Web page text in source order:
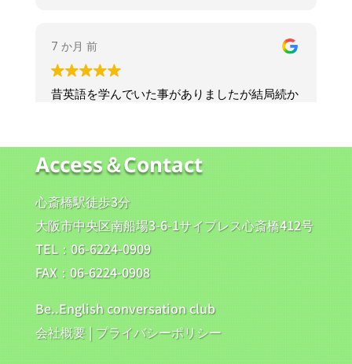
Access＆Contact
心斎橋駅徒歩3分
大阪市中央区南船場3-6-1サイプレス心斎橋412号
TEL：06-6224-0909
FAX：06-6224-0908
Be..English conversation club
会社概要| プライバシーポリシー